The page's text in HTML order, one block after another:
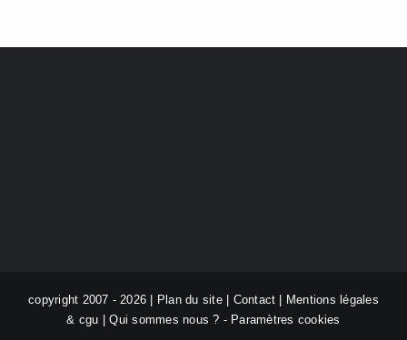
copyright 2007 - 2026 | Plan du site| Contact
Mentions légales
& cgu |Qui sommes nous ? - Paramètres cookies